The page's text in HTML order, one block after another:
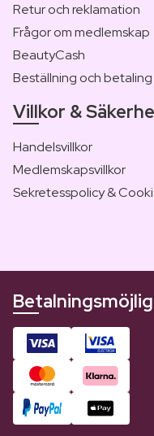
Retur och reklamation
Frågor om medlemskap
BeautyCash
Beställning och betaling
Villkor &
Handelsvillkor
Medlemskapsvillkor
Sekretesspolicy &